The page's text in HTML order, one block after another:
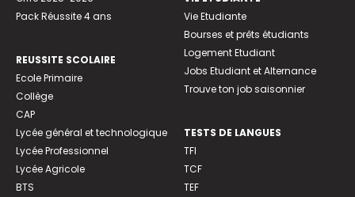
Pack Réussite 4 ans
REUSSITE SCOLAIRE
Ecole Primaire
Collège
CAP
Lycée général et technologique
Lycée Professionnel
Lycée Agricole
BTS
Vie Etudiante
Bourses et prêts étudiants
Logement Etudiant
Jobs Etudiant et Alternance
Trouve ton job saisonnier
TESTS DE LANGUES
TFI
TCF
TEF